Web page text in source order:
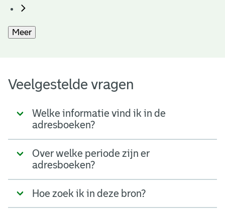
Meer
Veelgestelde vragen
Welke informatie vind ik in de
adresboeken?
Over welke periode zijn er
adresboeken?
Hoe zoek ik in deze bron?